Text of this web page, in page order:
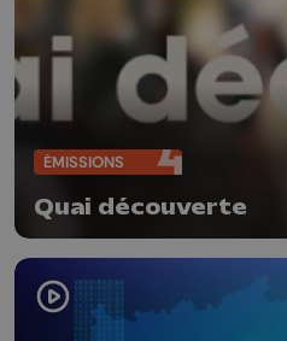
ÉMISSIONS
Quai découverte